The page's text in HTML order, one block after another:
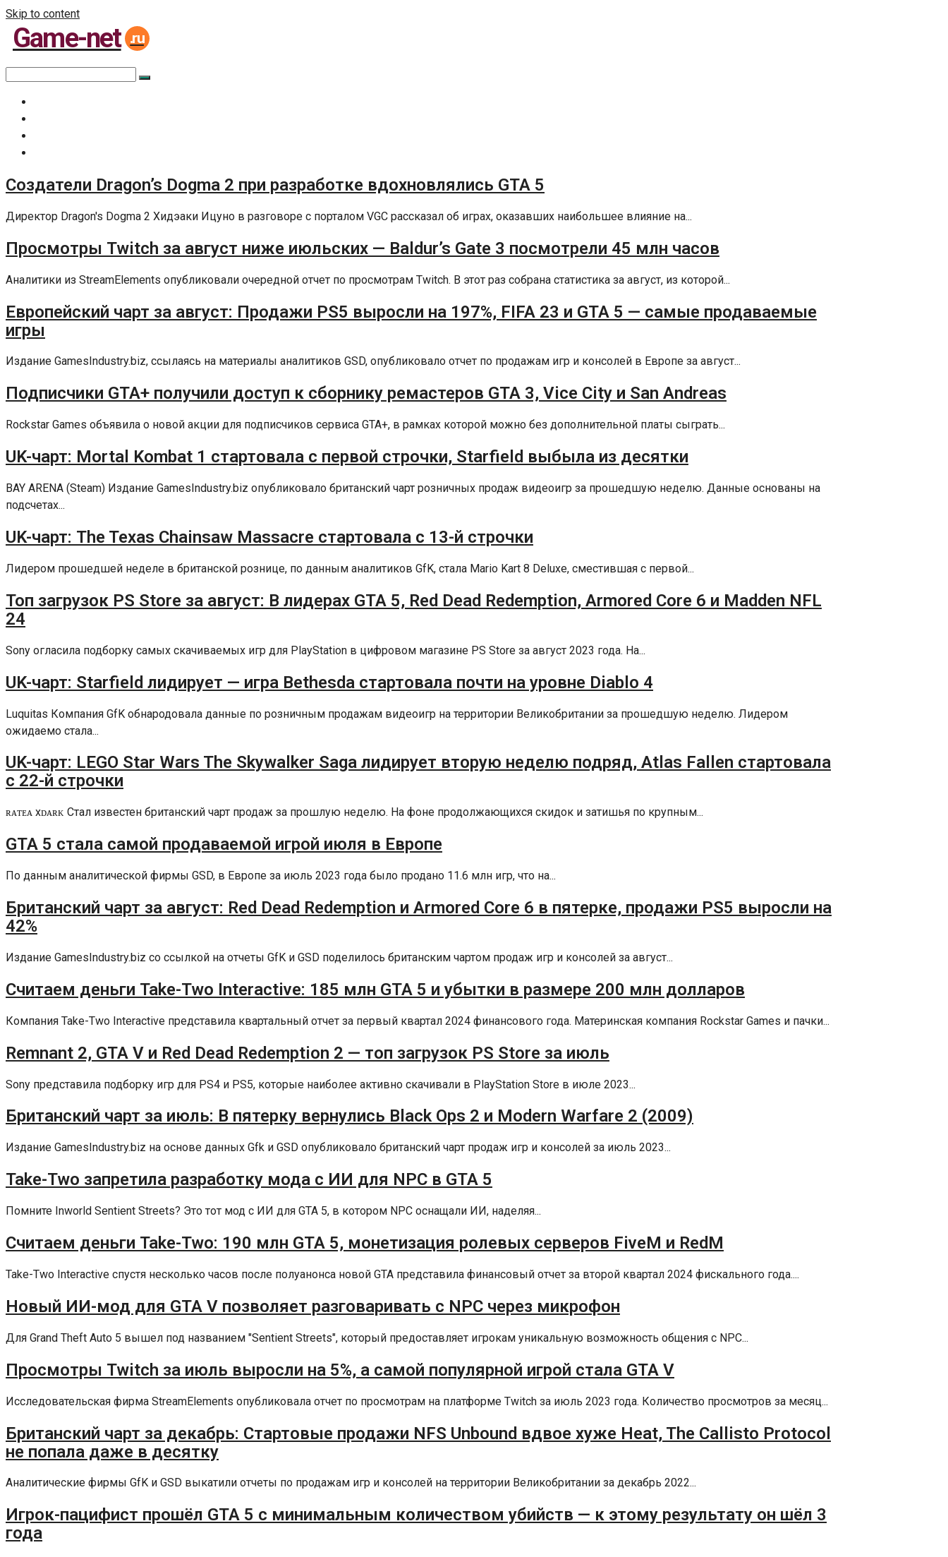
Skip to content
Game-net .ru
Создатели Dragon’s Dogma 2 при разработке вдохновлялись GTA 5
Директор Dragon's Dogma 2 Хидэаки Ицуно в разговоре с порталом VGC рассказал об играх, оказавших наибольшее влияние на...
Просмотры Twitch за август ниже июльских — Baldur’s Gate 3 посмотрели 45 млн часов
Аналитики из StreamElements опубликовали очередной отчет по просмотрам Twitch. В этот раз собрана статистика за август, из которой...
Европейский чарт за август: Продажи PS5 выросли на 197%, FIFA 23 и GTA 5 — самые продаваемые
игры
Издание GamesIndustry.biz, ссылаясь на материалы аналитиков GSD, опубликовало отчет по продажам игр и консолей в Европе за август...
Подписчики GTA+ получили доступ к сборнику ремастеров GTA 3, Vice City и San Andreas
Rockstar Games объявила о новой акции для подписчиков сервиса GTA+, в рамках которой можно без дополнительной платы сыграть...
UK-чарт: Mortal Kombat 1 стартовала с первой строчки, Starfield выбыла из десятки
BAY ARENA (Steam) Издание GamesIndustry.biz опубликовало британский чарт розничных продаж видеоигр за прошедшую неделю. Данные основаны на
подсчетах...
UK-чарт: The Texas Chainsaw Massacre стартовала с 13-й строчки
Лидером прошедшей неделе в британской рознице, по данным аналитиков GfK, стала Mario Kart 8 Deluxe, сместившая с первой...
Топ загрузок PS Store за август: В лидерах GTA 5, Red Dead Redemption, Armored Core 6 и Madden NFL
24
Sony огласила подборку самых скачиваемых игр для PlayStation в цифровом магазине PS Store за август 2023 года. На...
UK-чарт: Starfield лидирует — игра Bethesda стартовала почти на уровне Diablo 4
Luquitas Компания GfK обнародовала данные по розничным продажам видеоигр на территории Великобритании за прошедшую неделю. Лидером
ожидаемо стала...
UK-чарт: LEGO Star Wars The Skywalker Saga лидирует вторую неделю подряд, Atlas Fallen стартовала
с 22-й строчки
ʀᴀᴛᴇᴀ xᴅᴀʀᴋ Стал известен британский чарт продаж за прошлую неделю. На фоне продолжающихся скидок и затишья по крупным...
GTA 5 стала самой продаваемой игрой июля в Европе
По данным аналитической фирмы GSD, в Европе за июль 2023 года было продано 11.6 млн игр, что на...
Британский чарт за август: Red Dead Redemption и Armored Core 6 в пятерке, продажи PS5 выросли на
42%
Издание GamesIndustry.biz со ссылкой на отчеты GfK и GSD поделилось британским чартом продаж игр и консолей за август...
Считаем деньги Take-Two Interactive: 185 млн GTA 5 и убытки в размере 200 млн долларов
Компания Take-Two Interactive представила квартальный отчет за первый квартал 2024 финансового года. Материнская компания Rockstar Games и пачки...
Remnant 2, GTA V и Red Dead Redemption 2 — топ загрузок PS Store за июль
Sony представила подборку игр для PS4 и PS5, которые наиболее активно скачивали в PlayStation Store в июле 2023...
Британский чарт за июль: В пятерку вернулись Black Ops 2 и Modern Warfare 2 (2009)
Издание GamesIndustry.biz на основе данных Gfk и GSD опубликовало британский чарт продаж игр и консолей за июль 2023...
Take-Two запретила разработку мода с ИИ для NPC в GTA 5
Помните Inworld Sentient Streets? Это тот мод с ИИ для GTA 5, в котором NPC оснащали ИИ, наделяя...
Считаем деньги Take-Two: 190 млн GTA 5, монетизация ролевых серверов FiveM и RedM
Take-Two Interactive спустя несколько часов после полуанонса новой GTA представила финансовый отчет за второй квартал 2024 фискального года....
Новый ИИ-мод для GTA V позволяет разговаривать с NPC через микрофон
Для Grand Theft Auto 5 вышел под названием "Sentient Streets", который предоставляет игрокам уникальную возможность общения с NPC...
Просмотры Twitch за июль выросли на 5%, а самой популярной игрой стала GTA V
Исследовательская фирма StreamElements опубликовала отчет по просмотрам на платформе Twitch за июль 2023 года. Количество просмотров за месяц...
Британский чарт за декабрь: Стартовые продажи NFS Unbound вдвое хуже Heat, The Callisto Protocol
не попала даже в десятку
Аналитические фирмы GfK и GSD выкатили отчеты по продажам игр и консолей на территории Великобритании за декабрь 2022...
Игрок-пацифист прошёл GTA 5 с минимальным количеством убийств — к этому результату он шёл 3
года